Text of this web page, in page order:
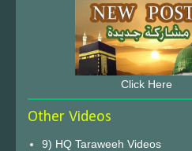
Click Here
Other Videos
9) HQ Taraweeh Videos